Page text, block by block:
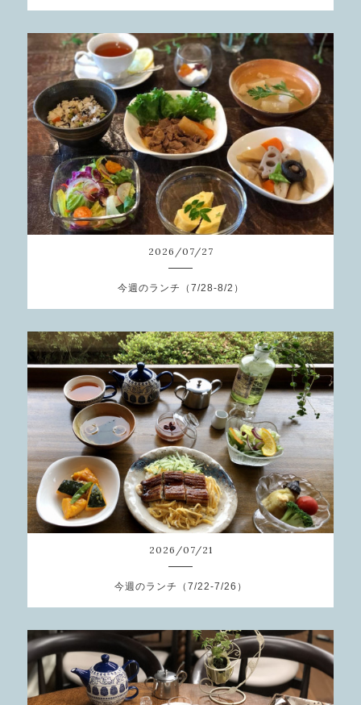
2026 /07/27
今週のランチ（7/28-8/2）
2026 /07/21
今週のランチ（7/22-7/26）